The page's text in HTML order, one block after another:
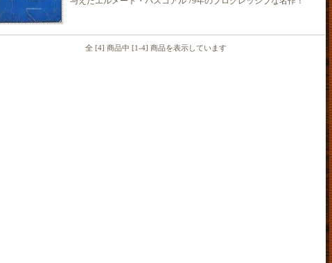
全 [4] 商品中 [1-4] 商品を表示しています